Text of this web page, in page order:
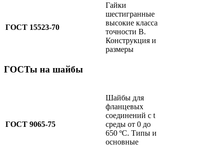
ГОСТ 15523-70
Гайки
шестигранные
высокие класса
точности B.
Конструкция и
размеры
ГОСТы на шайбы
ГОСТ 9065-75
Шайбы для
фланцевых
соединений с t
среды от 0 до
650 ºC. Типы и
основные